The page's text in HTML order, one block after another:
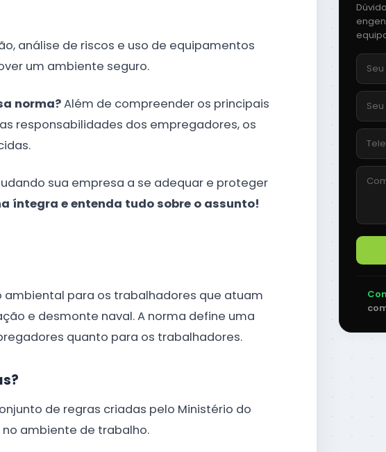
análise de riscos e uso de equipamentos
um ambiente seguro.
norma?Além de compreender os principais
responsabilidades dos empregadores, os
sua empresa a se adequar e proteger
íntegra e entenda tudo sobre o assunto!
ambiental para os trabalhadores que atuam
e desmonte naval. A norma define uma
quanto para os trabalhadores.
de regras criadas pelo Ministério do
ambiente de trabalho.